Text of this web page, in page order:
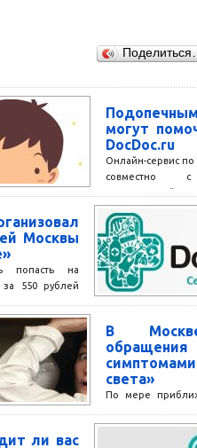
могут
DocDoc.ru
Онлайн-сервис по
совместно с
организацией
по сбору
детей. Помочь...
Москвы
попасть на
550 рублей
В
света»
По мере
пророчествами о
ли вас